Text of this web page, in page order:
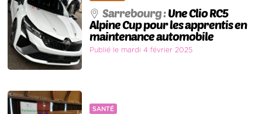
Sarrebourg :Une Clio RC5
Alpine Cup pour les apprentis en
maintenance automobile
Publié le mardi 4 février 2025
SANTÉ